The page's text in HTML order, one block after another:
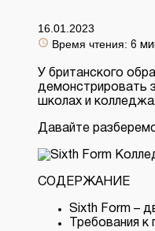
16.01.2023
Время чтения:6
У британского
демонстрировать
школах и
Давайте
СОДЕРЖАНИЕ
Sixth Form –
Требования